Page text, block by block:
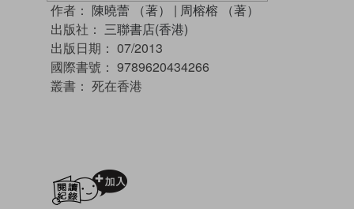
作者： 陳曉蕾 （著） | 周榕榕 （著）
出版社： 三聯書店(香港)
出版日期： 07/2013
國際書號： 9789620434266
叢書： 死在香港